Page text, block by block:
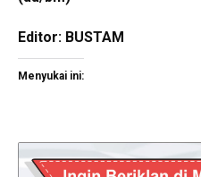
Editor: BUSTAM
Menyukai ini: